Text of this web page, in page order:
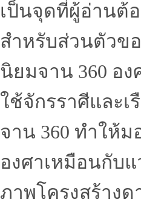
เป็นจุดที่ผู้อ่านต้
สำหรับส่วนตัวข
นิยมจาน 360 อ
ใช้จักรราศีและเ
จาน 360 ทำให้
องศาเหมือนกับ
ภาพโครงสร้าง